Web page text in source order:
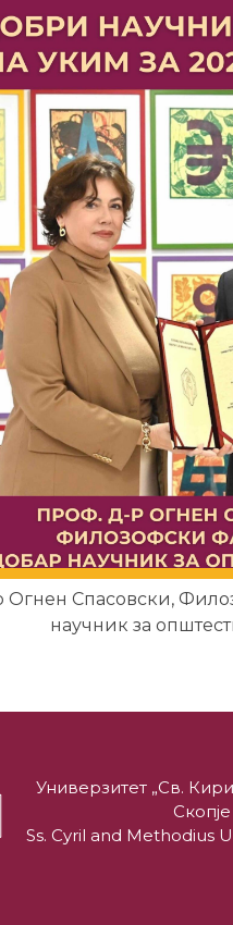
Спасовски,
научник за
Универзитет „Св.
Скопје
Ss. Cyril and Methodius